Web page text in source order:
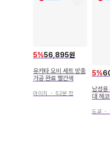
5%56,895원
유카타 오비 세트 방충
가공 완료 빨간색
아이치 ・ 52분 전
5%
남성용
대 헤
도쿄 ・